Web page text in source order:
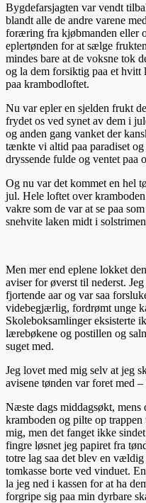
Bygdefarsjagten var vendt
blandt alle de andre varene
foræring fra kjøbmanden eller
eplertønden for at sælge
mindes bare at de voksne tok
og la dem forsiktig paa et hvitt
paa krambodloftet.
Nu var epler en sjelden frukt
frydet os ved synet av dem i
og anden gang vanket der
tænkte vi altid paa paradiset
dryssende fulde og ventet paa
Og nu var det kommet en hel
jul. Hele loftet over
vakre som de var at se paa
snehvite laken midt i
Men mer end eplene lokket
aviser for øverst til nederst.
fjortende aar og var saa
videbegjærlig, fordrømt unge
Skoleboksamlinger eksisterte
lærebøkene og postillen og
suget med.
Jeg lovet med mig selv at jeg
avisene tønden var foret med –
Næste dags middagsøkt, mens
kramboden og pilte op
mig, men det fanget ikke
fingre løsnet jeg papiret fra
totre lag saa det blev en
tomkasse borte ved vinduet.
la jeg ned i kassen for at ha
forgripe sig paa min dyrbare